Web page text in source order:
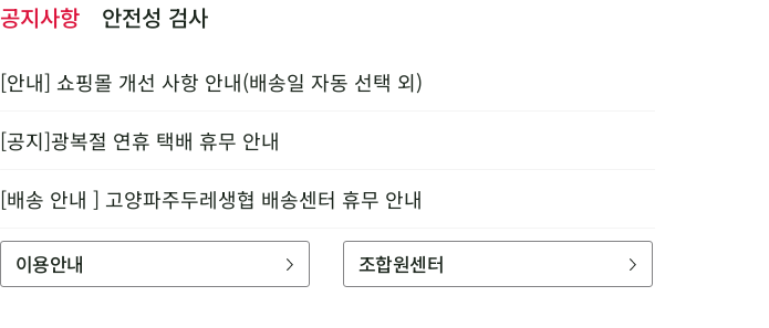
공지사항 안전성 검사
[안내] 쇼핑몰 개선 사항 안내(배송일 자동 선택 외)
[공지]광복절 연휴 택배 휴무 안내
[배송 안내 ] 고양파주두레생협 배송센터 휴무 안내
이용안내 조합원센터